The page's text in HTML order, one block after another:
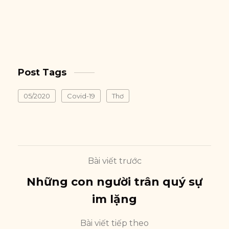
Post Tags
05/2020 Covid-19 Thơ
Bài viết trước
Những con người trân quý sự
im lặng
Bài viết tiếp theo